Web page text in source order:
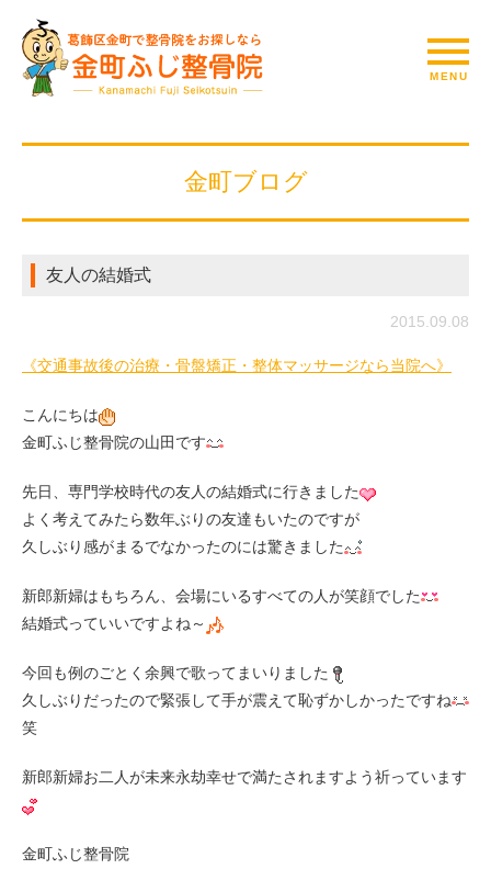
金町ブログ
友人の結婚式
2015.09.08
《交通事故後の治療・骨盤矯正・整体マッサージなら当院へ》
こんにちは
金町ふじ整骨院の山田です
先日、専門学校時代の友人の結婚式に行きました
よく考えてみたら数年ぶりの友達もいたのですが
久しぶり感がまるでなかったのには驚きました
新郎新婦はもちろん、会場にいるすべての人が笑顔でした
結婚式っていいですよね～
今回も例のごとく余興で歌ってまいりました
久しぶりだったので緊張して手が震えて恥ずかしかったですね
笑
新郎新婦お二人が未来永劫幸せで満たされますよう祈っています
金町ふじ整骨院